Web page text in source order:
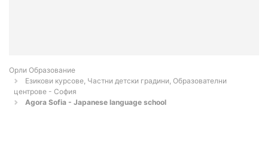
Орли Образование
Езикови курсове, Частни детски градини, Образователни
центрове - София
Agora Sofia - Japanese language school